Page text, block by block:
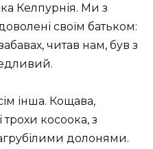
Келпурнія. Ми з
своїм батьком:
читав нам, був з
інша. Кощава,
трохи косоока, з
долонями.